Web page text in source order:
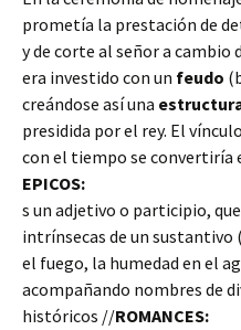
prometía la prestación de
y de corte al señor a cambio
era investido con un feudo
creándose así una
presidida por el rey. El
con el tiempo se convertiría
EPICOS:
s un adjetivo o participio,
intrínsecas de un sustantivo
el fuego, la humedad en el
acompañando nombres de
históricos //ROMANCES: